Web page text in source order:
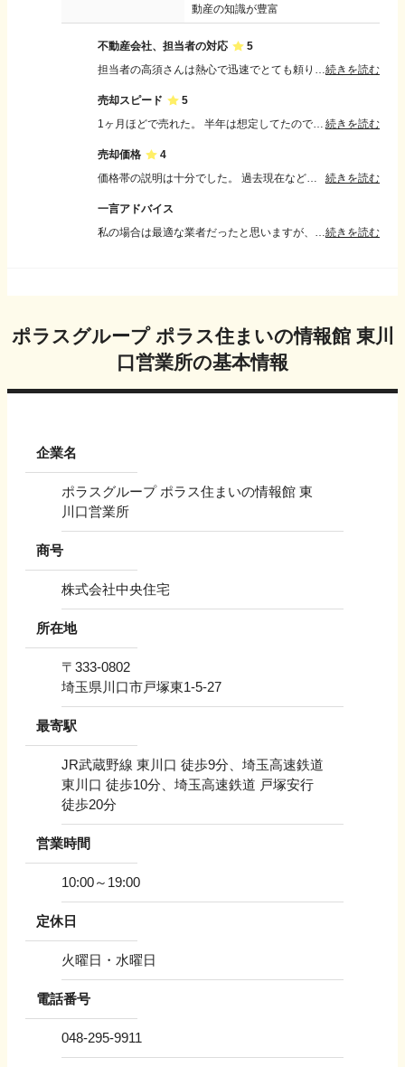
動産の知識が豊富
不動産会社、担当者の対応
5
続きを読む
売却スピード
5
続きを読む
売却価格
4
続きを読む
一言アドバイス
続きを読む
ポラスグループ ポラス住まいの情報館 東川
口営業所の基本情報
企業名
ポラスグループ ポラス住まいの情報館 東
川口営業所
商号
株式会社中央住宅
所在地
〒 333-0802
埼玉県川口市戸塚東1-5-27
最寄駅
JR武蔵野線 東川口 徒歩9分、埼玉高速鉄道
東川口 徒歩10分、埼玉高速鉄道 戸塚安行
徒歩20分
営業時間
10:00～19:00
定休日
火曜日・水曜日
電話番号
048-295-9911